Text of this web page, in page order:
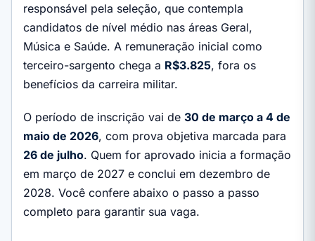
responsável pela seleção, que contempla
candidatos de nível médio nas áreas Geral,
Música e Saúde. A remuneração inicial como
terceiro-sargento chega a R$3.825, fora os
benefícios da carreira militar.
O período de inscrição vai de 30 de março a 4 de
maio de 2026, com prova objetiva marcada para
26 de julho. Quem for aprovado inicia a formação
em março de 2027 e conclui em dezembro de
2028. Você confere abaixo o passo a passo
completo para garantir sua vaga.